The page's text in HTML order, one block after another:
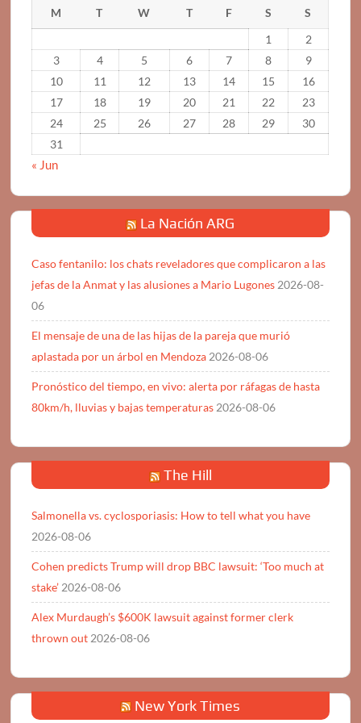
M T W T F S
S
1
2
3
4 5 6 7 8
9
10
11 12 13 14 15
16
17
18 19 20 21 22
23
24
25 26 27 28 29
30
31
« Jun
La Nación ARG
Caso fentanilo: los chats reveladores que complicaron a las
jefas de la Anmat y las alusiones a Mario Lugones 2026-08-
06
El mensaje de una de las hijas de la pareja que murió
aplastada por un árbol en Mendoza 2026-08-06
Pronóstico del tiempo, en vivo: alerta por ráfagas de hasta
80km/h, lluvias y bajas temperaturas 2026-08-06
The Hill
Salmonella vs. cyclosporiasis: How to tell what you have
2026-08-06
Cohen predicts Trump will drop BBC lawsuit: ‘Too much at
stake’ 2026-08-06
Alex Murdaugh’s $600K lawsuit against former clerk
thrown out 2026-08-06
New York Times